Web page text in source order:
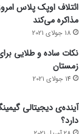
ائتلاف اوپک پلاس
مذاکره می‌کند
18 جولای 2021
نکات ساده و طلایی
زمستان
14 جولای 2021
آینده‌ی دیجیتالی
دارد؟